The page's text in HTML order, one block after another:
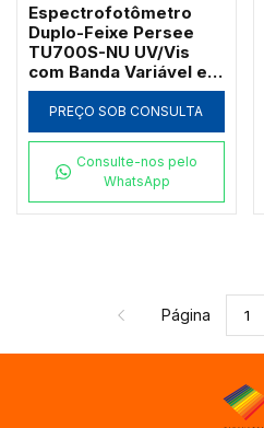
Espectrofotômetro
Duplo-Feixe Persee
TU700S-NU UV/Vis
com Banda Variável e
Software UVWin (190 a
1100nm)
PREÇO SOB CONSULTA
Consulte-nos pelo
WhatsApp
Página